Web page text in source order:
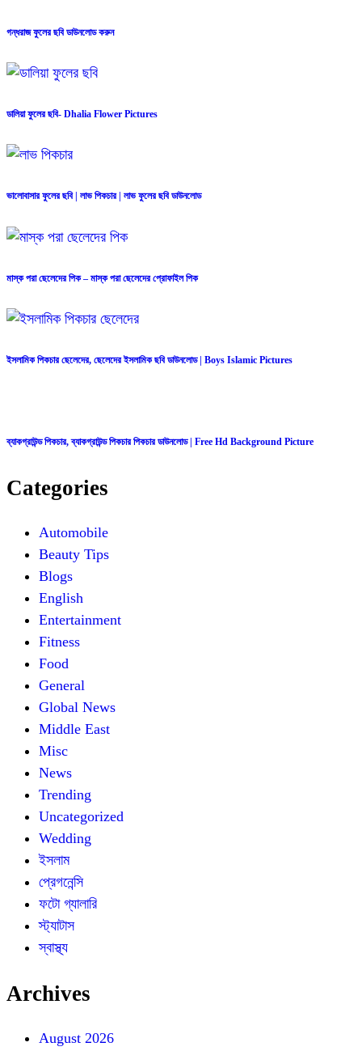
গন্ধরাজ ফুলের ছবি ডাউনলোড করুন
ডালিয়া ফুলের ছবি- Dhalia Flower Pictures
ভালোবাসার ফুলের ছবি | লাভ পিকচার | লাভ ফুলের ছবি ডাউনলোড
মাস্ক পরা ছেলেদের পিক – মাস্ক পরা ছেলেদের প্রোফাইল পিক
ইসলামিক পিকচার ছেলেদের, ছেলেদের ইসলামিক ছবি ডাউনলোড | Boys Islamic Pictures
ব্যাকগ্রাউন্ড পিকচার, ব্যাকগ্রাউন্ড পিকচার পিকচার ডাউনলোড | Free Hd Background Picture
Categories
Automobile
Beauty Tips
Blogs
English
Entertainment
Fitness
Food
General
Global News
Middle East
Misc
News
Trending
Uncategorized
Wedding
ইসলাম
প্রেগনেন্সি
ফটো গ্যালারি
স্ট্যাটাস
স্বাস্থ্য
Archives
August 2026